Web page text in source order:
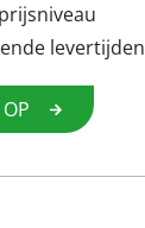
levertijden